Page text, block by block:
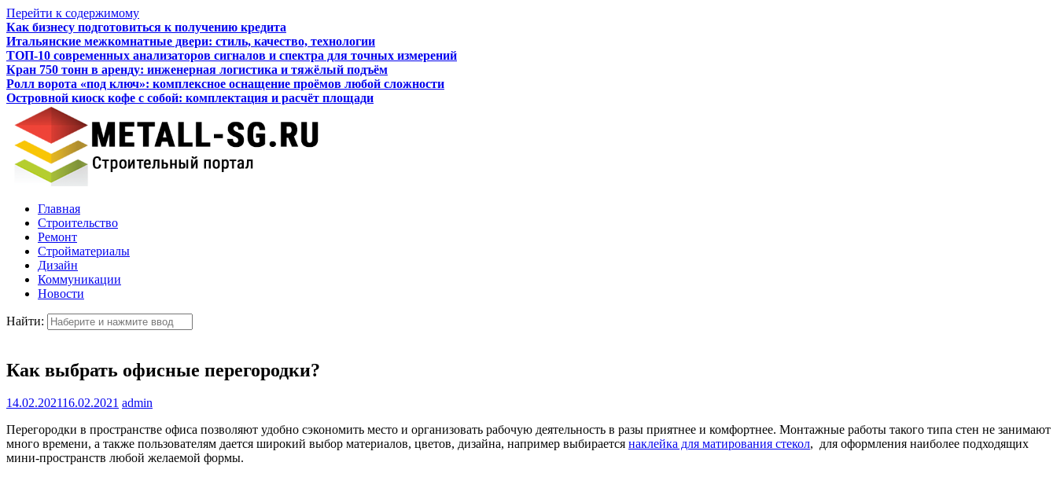
Перейти к содержимому
Как бизнесу подготовиться к получению кредита
Итальянские межкомнатные двери: стиль, качество, технологии
ТОП-10 современных анализаторов сигналов и спектра для точных измерений
Кран 750 тонн в аренду: инженерная логистика и тяжёлый подъём
Ролл ворота «под ключ»: комплексное оснащение проёмов любой сложности
Островной киоск кофе с собой: комплектация и расчёт площади
Главная
Строительство
Ремонт
Стройматериалы
Дизайн
Коммуникации
Новости
Найти:
Как выбрать офисные перегородки?
14.02.202116.02.2021 admin
Перегородки в пространстве офиса позволяют удобно сэкономить место и организовать рабочую деятельность в разы приятнее и комфортнее. Монтажные работы такого типа стен не занимают
много времени, а также пользователям дается широкий выбор материалов, цветов, дизайна, например выбирается наклейка для матирования стекол, для оформления наиболее подходящих
мини-пространств любой желаемой формы.